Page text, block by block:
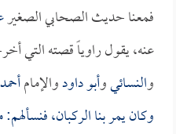
فمعنا حديث الصحابي الصغير
عنه، يقول راوياً قصته التي
والنسائيوأبو داودوالإمامأحمد
وكان يمر بنا الركبان،